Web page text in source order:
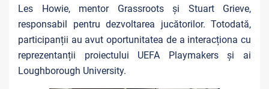
Les Howie, mentor Grassroots și Stuart Grieve,
responsabil pentru dezvoltarea jucătorilor. Totodată,
participanții au avut oportunitatea de a interacționa cu
reprezentanții proiectului UEFA Playmakers și ai
Loughborough University.